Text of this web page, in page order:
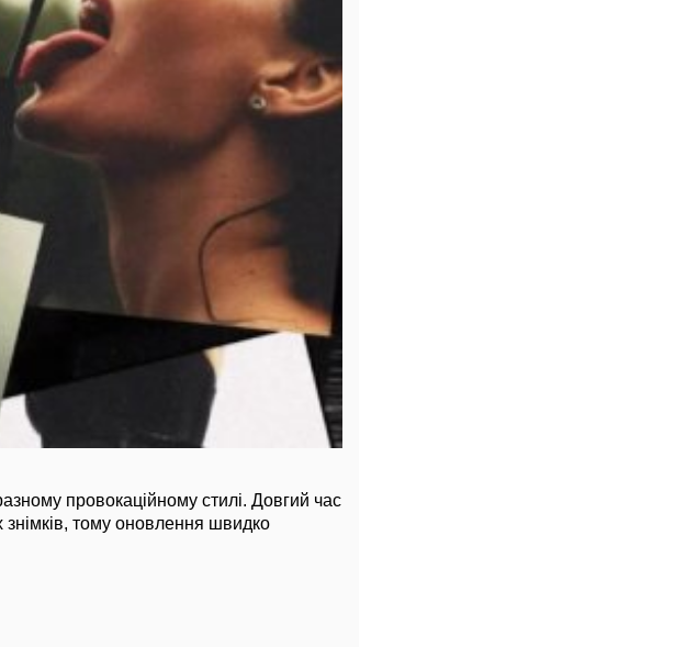
провокаційному стилі. Довгий час
тому оновлення швидко